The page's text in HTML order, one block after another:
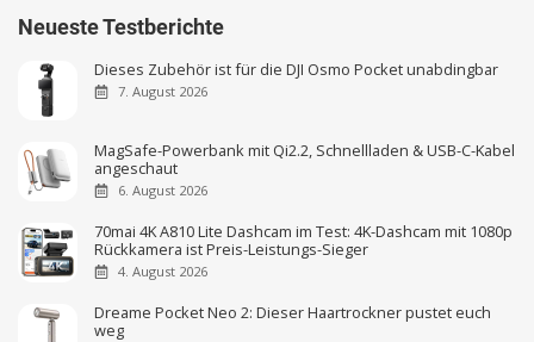
Neueste Testberichte
Dieses Zubehör ist für die DJI Osmo Pocket unabdingbar
7. August 2026
MagSafe-Powerbank mit Qi2.2, Schnellladen & USB-C-Kabel
angeschaut
6. August 2026
70mai 4K A810 Lite Dashcam im Test: 4K-Dashcam mit 1080p
Rückkamera ist Preis-Leistungs-Sieger
4. August 2026
Dreame Pocket Neo 2: Dieser Haartrockner pustet euch
weg